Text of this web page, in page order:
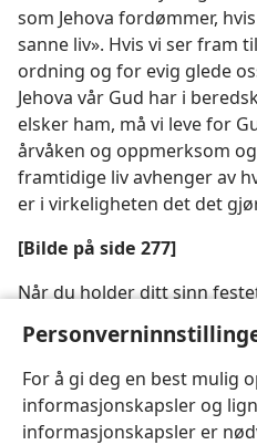
For å gi deg en best mulig
informasjonskapsler og
informasjonskapsler er
som Jehova fordømmer,
sanne liv». Hvis vi ser fram
ordning og for evig glede
Jehova vår Gud har i
elsker ham, må vi leve for
årvåken og oppmerksom
framtidige liv avhenger av
er i virkeligheten det det
[Bilde på side 277]
Når du holder ditt sinn
kjødelige ønsker og å få et